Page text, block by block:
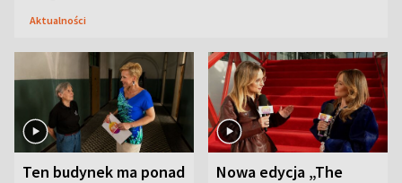
Aktualności
Ten budynek ma ponad
Nowa edycja „The